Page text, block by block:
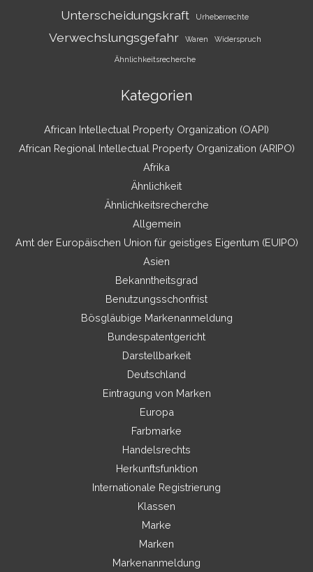
Unterscheidungskraft Urheberrechte
Verwechslungsgefahr Waren Widerspruch
Ähnlichkeitsrecherche
Kategorien
African Intellectual Property Organization (OAPI)
African Regional Intellectual Property Organization (ARIPO)
Afrika
Ähnlichkeit
Ähnlichkeitsrecherche
Allgemein
Amt der Europäischen Union für geistiges Eigentum (EUIPO)
Asien
Bekanntheitsgrad
Benutzungsschonfrist
Bösgläubige Markenanmeldung
Bundespatentgericht
Darstellbarkeit
Deutschland
Eintragung von Marken
Europa
Farbmarke
Handelsrechts
Herkunftsfunktion
Internationale Registrierung
Klassen
Marke
Marken
Markenanmeldung